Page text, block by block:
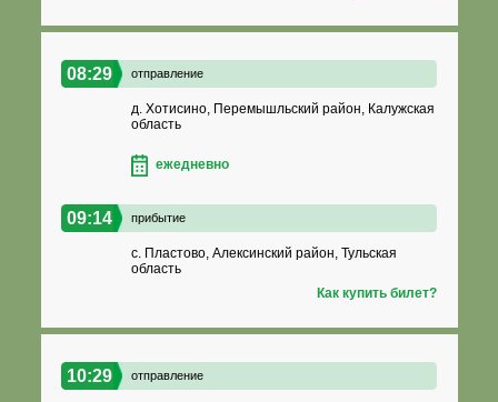
08:29 отправление
д. Хотисино, Перемышльский район, Калужская
область
ежедневно
09:14 прибытие
с. Пластово, Алексинский район, Тульская
область
Как купить билет?
10:29 отправление